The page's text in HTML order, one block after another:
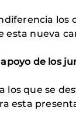
los
nueva
apoyo de los
que se
esta